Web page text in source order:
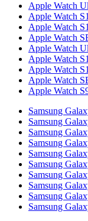
Apple Watch
Apple Watch
Apple Watch
Apple Watch
Apple Watch
Apple Watch
Apple Watch
Apple Watch
Apple Watch
Samsung
Samsung
Samsung
Samsung
Samsung
Samsung
Samsung
Samsung
Samsung
Samsung